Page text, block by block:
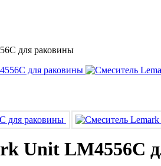
для раковины
Unit LM4556C